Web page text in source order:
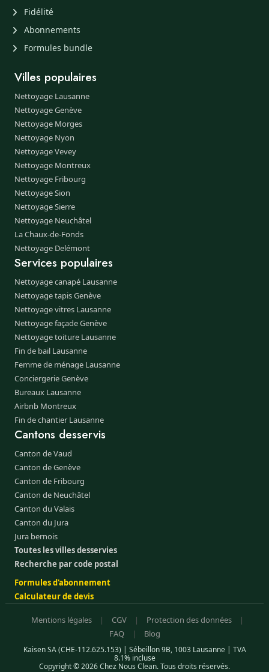
Fidélité
Abonnements
Formules bundle
Villes populaires
Nettoyage Lausanne
Nettoyage Genève
Nettoyage Morges
Nettoyage Nyon
Nettoyage Vevey
Nettoyage Montreux
Nettoyage Fribourg
Nettoyage Sion
Nettoyage Sierre
Nettoyage Neuchâtel
La Chaux-de-Fonds
Nettoyage Delémont
Services populaires
Nettoyage canapé Lausanne
Nettoyage tapis Genève
Nettoyage vitres Lausanne
Nettoyage façade Genève
Nettoyage toiture Lausanne
Fin de bail Lausanne
Femme de ménage Lausanne
Conciergerie Genève
Bureaux Lausanne
Airbnb Montreux
Fin de chantier Lausanne
Cantons desservis
Canton de Vaud
Canton de Genève
Canton de Fribourg
Canton de Neuchâtel
Canton du Valais
Canton du Jura
Jura bernois
Toutes les villes desservies
Recherche par code postal
Formules d'abonnement
Calculateur de devis
Mentions légales | CGV | Protection des données
|
FAQ
| Blog
Kaisen SA (CHE-112.625.153) | Sébeillon 9B, 1003 Lausanne | TVA
8.1% incluse
Copyright © 2026 Chez Nous Clean. Tous droits réservés.